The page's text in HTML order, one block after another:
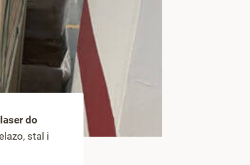
laser do
stal i